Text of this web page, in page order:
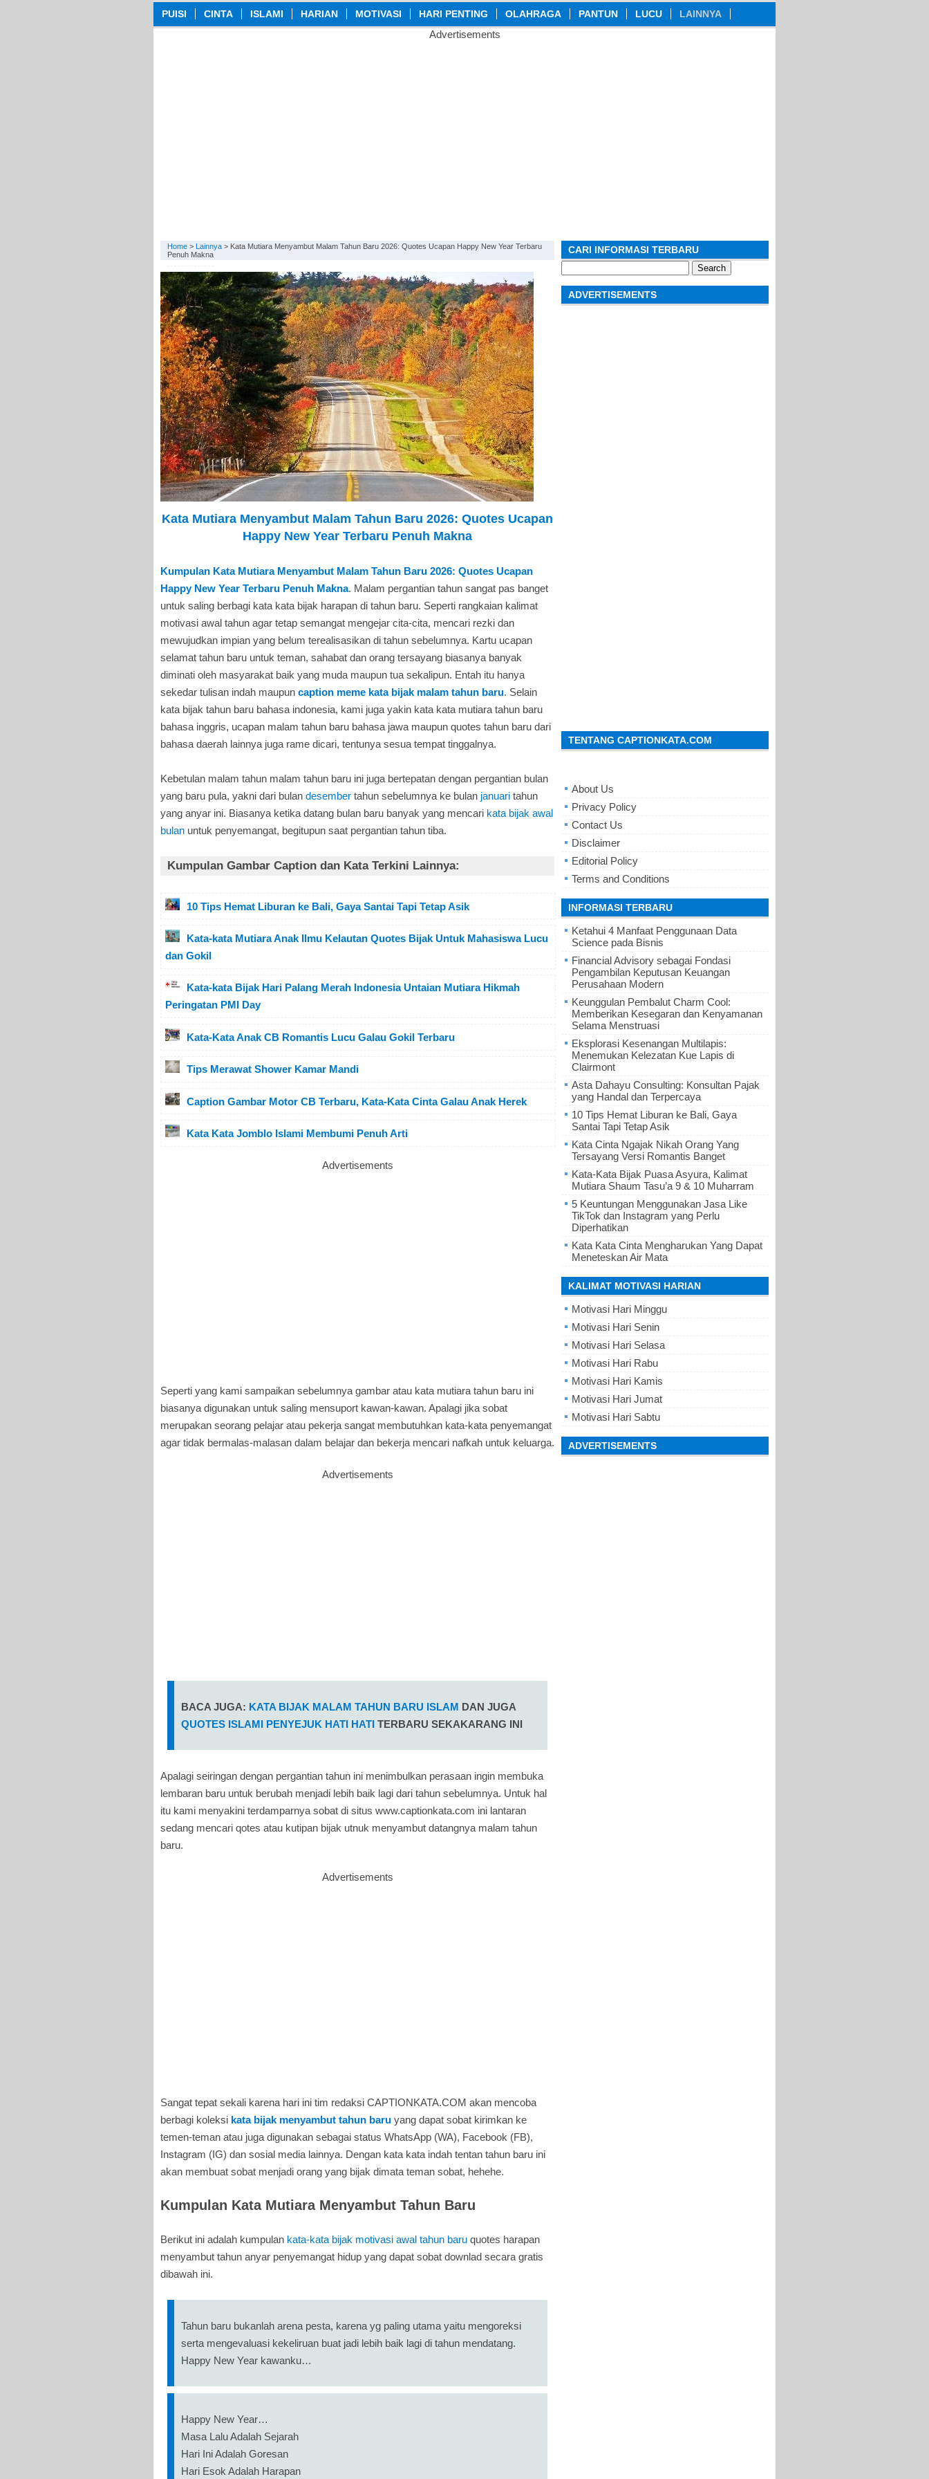
PUISI CINTA ISLAMI HARIAN MOTIVASI HARI PENTING OLAHRAGA PANTUN LUCU LAINNYA
Advertisements
Home > Lainnya > Kata Mutiara Menyambut Malam Tahun Baru 2026: Quotes Ucapan Happy New Year Terbaru
Penuh Makna
Kata Mutiara Menyambut Malam Tahun Baru 2026: Quotes Ucapan
Happy New Year Terbaru Penuh Makna
Kumpulan Kata Mutiara Menyambut Malam Tahun Baru 2026: Quotes Ucapan
Happy New Year Terbaru Penuh Makna. Malam pergantian tahun sangat pas banget
untuk saling berbagi kata kata bijak harapan di tahun baru. Seperti rangkaian kalimat
motivasi awal tahun agar tetap semangat mengejar cita-cita, mencari rezki dan
mewujudkan impian yang belum terealisasikan di tahun sebelumnya. Kartu ucapan
selamat tahun baru untuk teman, sahabat dan orang tersayang biasanya banyak
diminati oleh masyarakat baik yang muda maupun tua sekalipun. Entah itu hanya
sekedar tulisan indah maupun caption meme kata bijak malam tahun baru. Selain
kata bijak tahun baru bahasa indonesia, kami juga yakin kata kata mutiara tahun baru
bahasa inggris, ucapan malam tahun baru bahasa jawa maupun quotes tahun baru dari
bahasa daerah lainnya juga rame dicari, tentunya sesua tempat tinggalnya.
Kebetulan malam tahun malam tahun baru ini juga bertepatan dengan pergantian bulan
yang baru pula, yakni dari bulan desember tahun sebelumnya ke bulan januari tahun
yang anyar ini. Biasanya ketika datang bulan baru banyak yang mencari kata bijak awal
bulan untuk penyemangat, begitupun saat pergantian tahun tiba.
Kumpulan Gambar Caption dan Kata Terkini Lainnya:
10 Tips Hemat Liburan ke Bali, Gaya Santai Tapi Tetap Asik
Kata-kata Mutiara Anak Ilmu Kelautan Quotes Bijak Untuk Mahasiswa Lucu
dan Gokil
Kata-kata Bijak Hari Palang Merah Indonesia Untaian Mutiara Hikmah
Peringatan PMI Day
Kata-Kata Anak CB Romantis Lucu Galau Gokil Terbaru
Tips Merawat Shower Kamar Mandi
Caption Gambar Motor CB Terbaru, Kata-Kata Cinta Galau Anak Herek
Kata Kata Jomblo Islami Membumi Penuh Arti
Advertisements
Seperti yang kami sampaikan sebelumnya gambar atau kata mutiara tahun baru ini
biasanya digunakan untuk saling mensuport kawan-kawan. Apalagi jika sobat
merupakan seorang pelajar atau pekerja sangat membutuhkan kata-kata penyemangat
agar tidak bermalas-malasan dalam belajar dan bekerja mencari nafkah untuk keluarga.
Advertisements
BACA JUGA: KATA BIJAK MALAM TAHUN BARU ISLAM DAN JUGA
QUOTES ISLAMI PENYEJUK HATI HATI TERBARU SEKAKARANG INI
Apalagi seiringan dengan pergantian tahun ini menimbulkan perasaan ingin membuka
lembaran baru untuk berubah menjadi lebih baik lagi dari tahun sebelumnya. Untuk hal
itu kami menyakini terdamparnya sobat di situs www.captionkata.com ini lantaran
sedang mencari qotes atau kutipan bijak utnuk menyambut datangnya malam tahun
baru.
Advertisements
Sangat tepat sekali karena hari ini tim redaksi CAPTIONKATA.COM akan mencoba
berbagi koleksi kata bijak menyambut tahun baru yang dapat sobat kirimkan ke
temen-teman atau juga digunakan sebagai status WhatsApp (WA), Facebook (FB),
Instagram (IG) dan sosial media lainnya. Dengan kata kata indah tentan tahun baru ini
akan membuat sobat menjadi orang yang bijak dimata teman sobat, hehehe.
Kumpulan Kata Mutiara Menyambut Tahun Baru
Berikut ini adalah kumpulan kata-kata bijak motivasi awal tahun baru quotes harapan
menyambut tahun anyar penyemangat hidup yang dapat sobat downlad secara gratis
dibawah ini.
Tahun baru bukanlah arena pesta, karena yg paling utama yaitu mengoreksi
serta mengevaluasi kekeliruan buat jadi lebih baik lagi di tahun mendatang.
Happy New Year kawanku…
Happy New Year…
Masa Lalu Adalah Sejarah
Hari Ini Adalah Goresan
Hari Esok Adalah Harapan
CARI INFORMASI TERBARU
for:
ADVERTISEMENTS
TENTANG CAPTIONKATA.COM
About Us
Privacy Policy
Contact Us
Disclaimer
Editorial Policy
Terms and Conditions
INFORMASI TERBARU
Ketahui 4 Manfaat Penggunaan Data
Science pada Bisnis
Financial Advisory sebagai Fondasi
Pengambilan Keputusan Keuangan
Perusahaan Modern
Keunggulan Pembalut Charm Cool:
Memberikan Kesegaran dan Kenyamanan
Selama Menstruasi
Eksplorasi Kesenangan Multilapis:
Menemukan Kelezatan Kue Lapis di
Clairmont
Asta Dahayu Consulting: Konsultan Pajak
yang Handal dan Terpercaya
10 Tips Hemat Liburan ke Bali, Gaya
Santai Tapi Tetap Asik
Kata Cinta Ngajak Nikah Orang Yang
Tersayang Versi Romantis Banget
Kata-Kata Bijak Puasa Asyura, Kalimat
Mutiara Shaum Tasu’a 9 & 10 Muharram
5 Keuntungan Menggunakan Jasa Like
TikTok dan Instagram yang Perlu
Diperhatikan
Kata Kata Cinta Mengharukan Yang Dapat
Meneteskan Air Mata
KALIMAT MOTIVASI HARIAN
Motivasi Hari Minggu
Motivasi Hari Senin
Motivasi Hari Selasa
Motivasi Hari Rabu
Motivasi Hari Kamis
Motivasi Hari Jumat
Motivasi Hari Sabtu
ADVERTISEMENTS